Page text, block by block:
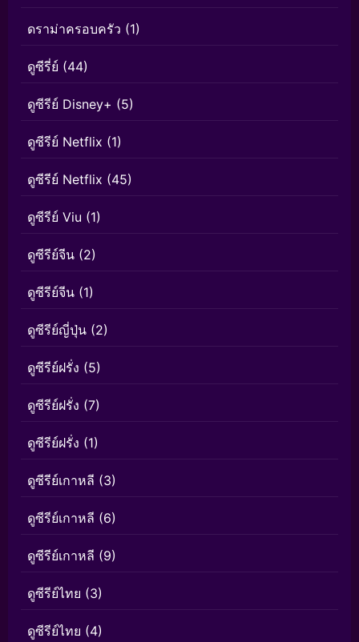
ดราม่าครอบครัว (1)
ดูซีรี่ย์ (44)
ดูซีรีย์ Disney+ (5)
ดูซีรีย์ Netflix (1)
ดูซีรีย์ Netflix (45)
ดูซีรีย์ Viu (1)
ดูซีรีย์จีน (2)
ดูซีรีย์จีน (1)
ดูซีรีย์ญี่ปุ่น (2)
ดูซีรีย์ฝรั่ง (5)
ดูซีรีย์ฝรั่ง (7)
ดูซีรีย์ฝรั่ง (1)
ดูซีรีย์เกาหลี (3)
ดูซีรีย์เกาหลี (6)
ดูซีรีย์เกาหลี (9)
ดูซีรีย์ไทย (3)
ดูซีรีย์ไทย (4)